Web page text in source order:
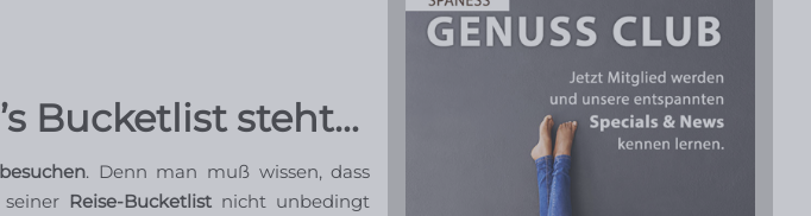
Bucketlist steht…
. Denn man muß wissen, dass
Reise-Bucketlist nicht unbedingt